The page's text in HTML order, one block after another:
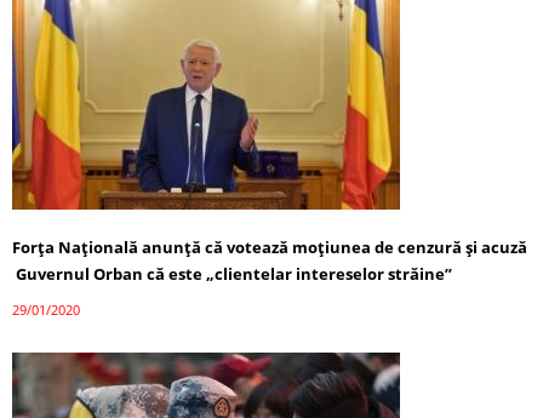
Forţa Naţională anunţă că votează moţiunea de cenzură și acuză
Guvernul Orban că este „clientelar intereselor străine”
29/01/2020